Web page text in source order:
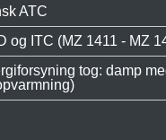
ATC
og ITC (MZ 1411 - MZ
tog: damp